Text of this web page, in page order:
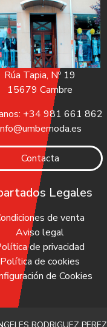
Rúa Tapia, Nº 19
15679 Cambre
+34 981 661 862
Contacta
Legales
de venta
Aviso legal
de privacidad
Política de cookies
de Cookies